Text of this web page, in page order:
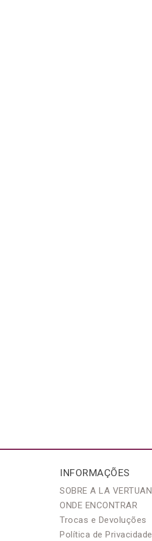
INFORMAÇÕES
SOBRE A LA VERTUAN
ONDE ENCONTRAR
Trocas e Devoluções
Política de Privacidade